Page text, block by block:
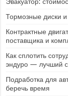
Тормозные диски
Контрактные
поставщика и
Как сплотить
эндуро — лучший
Подработка для
беречь время